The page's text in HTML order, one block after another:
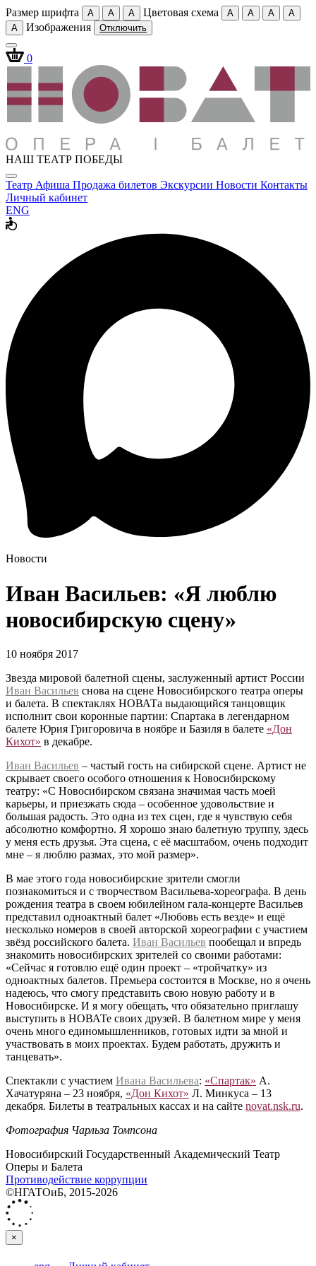
Размер шрифта A A A Цветовая схема A A A
A
A
Изображения Отключить
0
НАШ ТЕАТР ПОБЕДЫ
Театр Афиша Продажа билетов Экскурсии Новости Контакты
Личный кабинет
ENG
Новости
Иван Васильев: «Я люблю
новосибирскую сцену»
10 ноября 2017
Звезда мировой балетной сцены, заслуженный артист России
Иван Васильев снова на сцене Новосибирского театра оперы
и балета. В спектаклях НОВАТа выдающийся танцовщик
исполнит свои коронные партии: Спартака в легендарном
балете Юрия Григоровича в ноябре и Базиля в балете «Дон
Кихот» в декабре.
Иван Васильев – частый гость на сибирской сцене. Артист не
скрывает своего особого отношения к Новосибирскому
театру: «С Новосибирском связана значимая часть моей
карьеры, и приезжать сюда – особенное удовольствие и
большая радость. Это одна из тех сцен, где я чувствую себя
абсолютно комфортно. Я хорошо знаю балетную труппу, здесь
у меня есть друзья. Эта сцена, с её масштабом, очень подходит
мне – я люблю размах, это мой размер».
В мае этого года новосибирские зрители смогли
познакомиться и с творчеством Васильева-хореографа. В день
рождения театра в своем юбилейном гала-концерте Васильев
представил одноактный балет «Любовь есть везде» и ещё
несколько номеров в своей авторской хореографии с участием
звёзд российского балета. Иван Васильев пообещал и впредь
знакомить новосибирских зрителей со своими работами:
«Сейчас я готовлю ещё один проект – «тройчатку» из
одноактных балетов. Премьера состоится в Москве, но я очень
надеюсь, что смогу представить свою новую работу и в
Новосибирске. И я могу обещать, что обязательно приглашу
выступить в НОВАТе своих друзей. В балетном мире у меня
очень много единомышленников, готовых идти за мной и
участвовать в моих проектах. Будем работать, дружить и
танцевать».
Спектакли с участием Ивана Васильева: «Спартак» А.
Хачатуряна – 23 ноября, «Дон Кихот» Л. Минкуса – 13
декабря. Билеты в театральных кассах и на сайте novat.nsk.ru.
Фотография Чарльза Томпсона
Новосибирский Государственный Академический Театр
Оперы и Балета
Противодействие коррупции
©НГАТОиБ, 2015-2026
×